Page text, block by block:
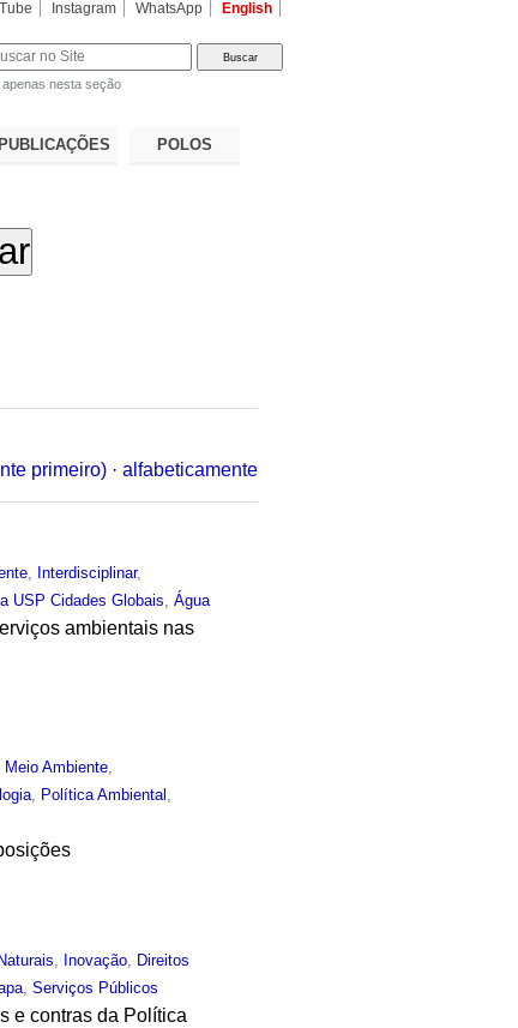
Instagram WhatsApp English
apenas nesta seção
PUBLICAÇÕES POLOS
primeiro) · alfabeticamente
Interdisciplinar,
USP Cidades Globais ,Água
ambientais nas
Meio Ambiente
Política Ambiental
, Inovação, Direitos
,Serviços Públicos
e contras da Política